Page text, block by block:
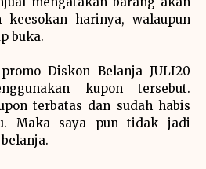
harinya, walaupun
buka.
Diskon Belanja JULI20
kupon tersebut.
terbatas dan sudah habis
Maka saya pun tidak jadi